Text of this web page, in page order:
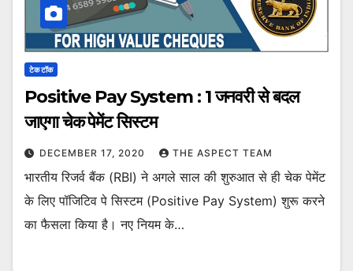
टेक टॉक
Positive Pay System : 1 जनवरी से बदल
जाएगा चेक पेमेंट सिस्टम
DECEMBER 17, 2020 THE ASPECT TEAM
भारतीय रिजर्व बैंक (RBI) ने अगले साल की शुरुआत से ही चेक पेमेंट
के लिए पॉजिटिव पे सिस्टम (Positive Pay System) शुरू करने
का फैसला किया है। नए नियम के…